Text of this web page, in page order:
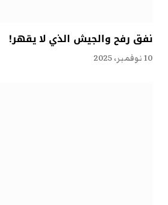
نفق رفح والجيش الذي لا يقهر!
10 نوفمبر، 2025